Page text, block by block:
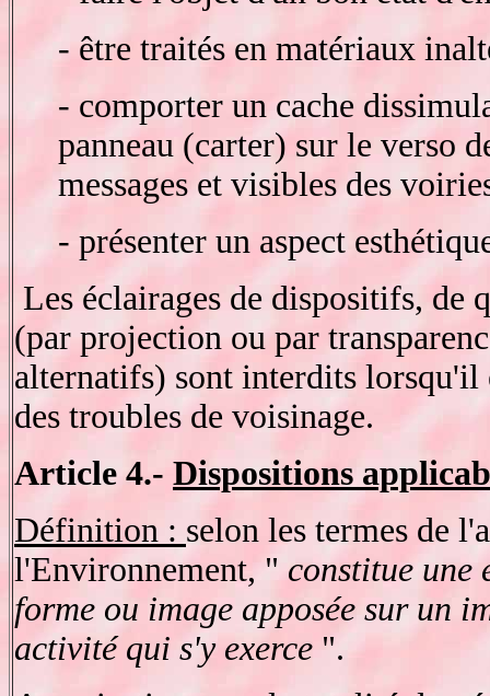
- être traités en matériaux
- comporter un cache
panneau (carter) sur le verso
messages et visibles des
- présenter un aspect
Les éclairages de dispositifs, de
(par projection ou par
alternatifs) sont interdits lorsqu'il
des troubles de voisinage.
Article 4.- Dispositions
Définition : selon les termes de
l'Environnement, "constitue une
forme ou image apposée sur un
activité qui s'y exerce ".